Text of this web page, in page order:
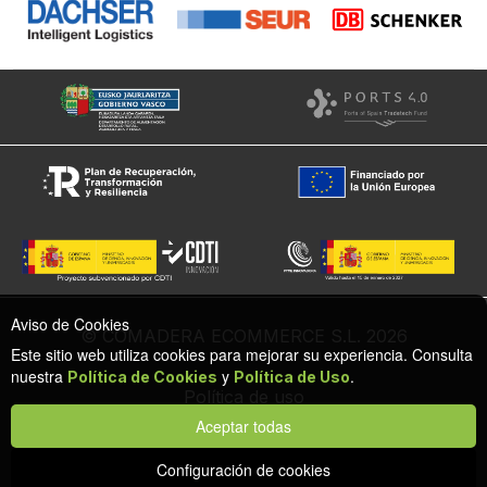
© COMADERA ECOMMERCE S.L. 2026
Política de cookies
Configuración de privacidad y cookies
Protección de datos
Aviso de Cookies
Este sitio web utiliza cookies para mejorar su experiencia. Consulta
nuestra Política de Cookies y Política de Uso.
Aceptar todas
Configuración de cookies